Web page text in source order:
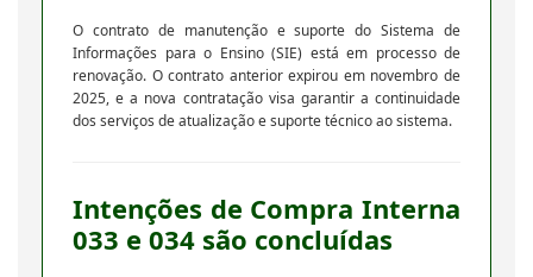
O contrato de manutenção e suporte do Sistema de
Informações para o Ensino (SIE) está em processo de
renovação. O contrato anterior expirou em novembro de
2025, e a nova contratação visa garantir a continuidade
dos serviços de atualização e suporte técnico ao sistema.
Intenções de Compra Interna
033 e 034 são concluídas